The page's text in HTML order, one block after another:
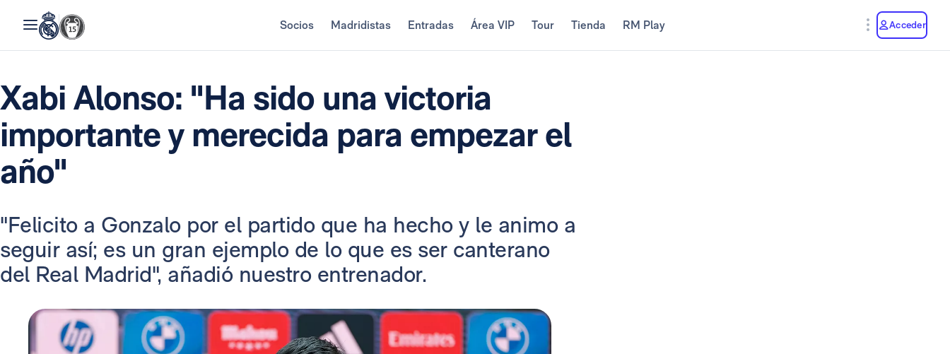
Socios Madridistas Entradas Área VIP Tour Tienda RM Play Acceder
Xabi Alonso: "Ha sido una victoria
importante y merecida para empezar el
año"
"Felicito a Gonzalo por el partido que ha hecho y le animo a
seguir así; es un gran ejemplo de lo que es ser canterano
del Real Madrid", añadió nuestro entrenador.